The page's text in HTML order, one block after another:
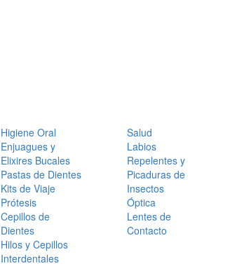
Higiene Oral
Enjuagues y
Elixires Bucales
Pastas de Dientes
Kits de Viaje
Prótesis
Cepillos de
Dientes
Hilos y Cepillos
Interdentales
Salud
Labios
Repelentes y
Picaduras de
Insectos
Óptica
Lentes de
Contacto